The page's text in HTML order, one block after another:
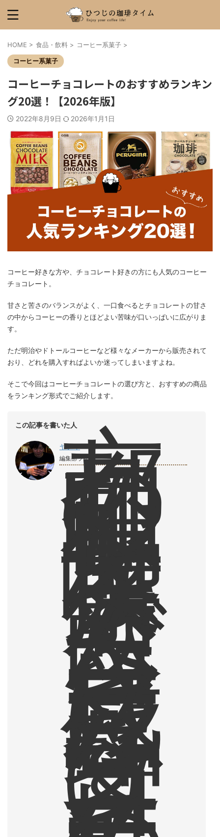
HOME > 食品・飲料 > コーヒー系菓子 >
コーヒー系菓子
コーヒーチョコレートのおすすめランキン
グ20選！【2026年版】
2022年8月9日 2026年1月1日
コーヒー好きな方や、チョコレート好きの方にも人気のコーヒー
チョコレート。
甘さと苦さのバランスがよく、一口食べるとチョコレートの甘さ
の中からコーヒーの香りとほどよい苦味が口いっぱいに広がりま
す。
ただ明治やドトールコーヒーなど様々なメーカーから販売されて
おり、どれを購入すればよいか迷ってしまいますよね。
そこで今回はコーヒーチョコレートの選び方と、おすすめの商品
をランキング形式でご紹介します。
この記事を書いた人
ヤナイ
編集部ライター
京
都
の
昭
和
レ
ト
ロ
な
喫
茶
店
で
飲
ん
だ
コ
ー
ヒ
ー
に
感
銘
を
受
け
、
コ
ー